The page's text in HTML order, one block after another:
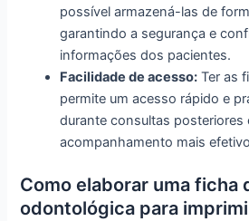
possível armazená-las de
garantindo a segurança e
informações dos pacientes.
Facilidade de acesso: Ter as
permite um acesso rápido e
durante consultas posteriores
acompanhamento mais
Como elaborar uma ficha
odontológica para